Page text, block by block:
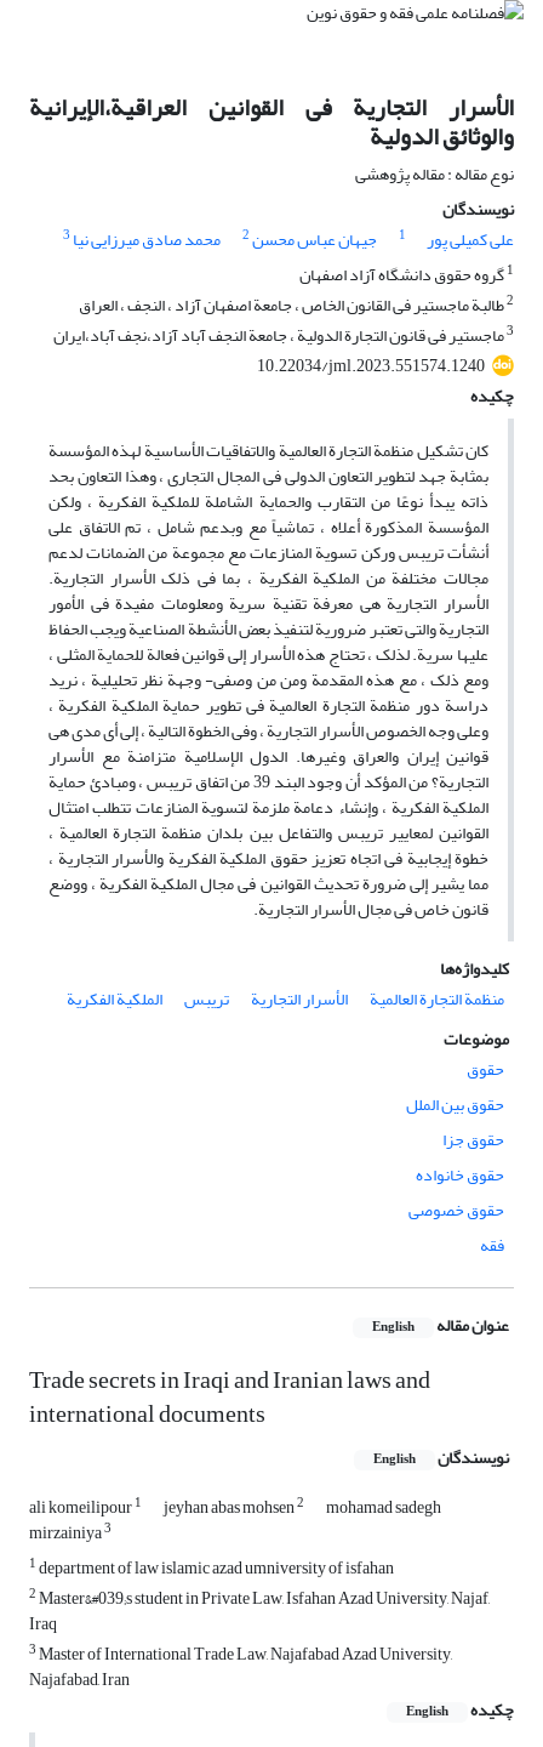
الأسرار التجاریة فی القوانین العراقیة،الإیرانیة
والوثائق الدولیة
نوع مقاله : مقاله پژوهشی
نویسندگان
علی کمیلی پور
1 جیهان عباس محسن2 محمد صادق میرزایی نیا 3
1گروه حقوق دانشگاه آزاد اصفهان
2طالبة ماجستیر فی القانون الخاص ، جامعة اصفهان آزاد ، النجف ، العراق
3ماجستیر فی قانون التجارة الدولیة ، جامعة النجف آباد آزاد،نجف آباد،ایران
10.22034/jml.2023.551574.1240
چکیده
کان تشکیل منظمة التجارة العالمیة والاتفاقیات الأساسیة لهذه المؤسسة
بمثابة جهد لتطویر التعاون الدولی فی المجال التجاری ، وهذا التعاون بحد
ذاته یبدأ نوعًا من التقارب والحمایة الشاملة للملکیة الفکریة ، ولکن
المؤسسة المذکورة أعلاه ، تماشیاً مع وبدعم شامل ، تم الاتفاق على
أنشأت تریبس ورکن تسویة المنازعات مع مجموعة من الضمانات لدعم
مجالات مختلفة من الملکیة الفکریة ، بما فی ذلک الأسرار التجاریة.
الأسرار التجاریة هی معرفة تقنیة سریة ومعلومات مفیدة فی الأمور
التجاریة والتی تعتبر ضروریة لتنفیذ بعض الأنشطة الصناعیة ویجب الحفاظ
علیها سریة. لذلک ، تحتاج هذه الأسرار إلى قوانین فعالة للحمایة المثلى ،
ومع ذلک ، مع هذه المقدمة ومن من وصفی- وجهة نظر تحلیلیة ، نرید
دراسة دور منظمة التجارة العالمیة فی تطویر حمایة الملکیة الفکریة ،
وعلى وجه الخصوص الأسرار التجاریة ، وفی الخطوة التالیة ، إلى أی مدى هی
قوانین إیران والعراق وغیرها. الدول الإسلامیة متزامنة مع الأسرار
التجاریة؟ من المؤکد أن وجود البند 39 من اتفاق تریبس ، ومبادئ حمایة
الملکیة الفکریة ، وإنشاء دعامة ملزمة لتسویة المنازعات تتطلب امتثال
القوانین لمعاییر تریبس والتفاعل بین بلدان منظمة التجارة العالمیة ،
خطوة إیجابیة فی اتجاه تعزیز حقوق الملکیة الفکریة والأسرار التجاریة ،
مما یشیر إلى ضرورة تحدیث القوانین فی مجال الملکیة الفکریة ، ووضع
قانون خاص فی مجال الأسرار التجاریة.
کلیدواژه‌ها
منظمة التجارة العالمیة
الأسرار التجاریة تریبس
الملکیة الفکریة
موضوعات
حقوق
حقوق بین الملل
حقوق جزا
حقوق خانواده
حقوق خصوصی
فقه
عنوان مقاله English
Trade secrets in Iraqi and Iranian laws and
international documents
نویسندگان English
ali komeilipour1 jeyhan abas mohsen2 mohamad sadegh
mirzainiya3
1department of law islamic azad umniversity of isfahan
2Master&#039;s student in Private Law, Isfahan Azad University, Najaf,
Iraq
3Master of International Trade Law, Najafabad Azad University,
Najafabad, Iran
چکیده
English